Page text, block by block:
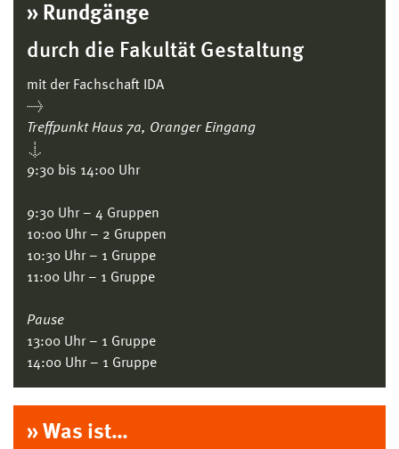
» Rundgänge
durch die Fakultät Gestaltung
mit der Fachschaft IDA
→
Treffpunkt Haus 7a, Oranger Eingang
↓
9:30 bis 14:00 Uhr
9:30 Uhr – 4 Gruppen
10:00 Uhr – 2 Gruppen
10:30 Uhr – 1 Gruppe
11:00 Uhr – 1 Gruppe
Pause
13:00 Uhr – 1 Gruppe
14:00 Uhr – 1 Gruppe
» Was ist…